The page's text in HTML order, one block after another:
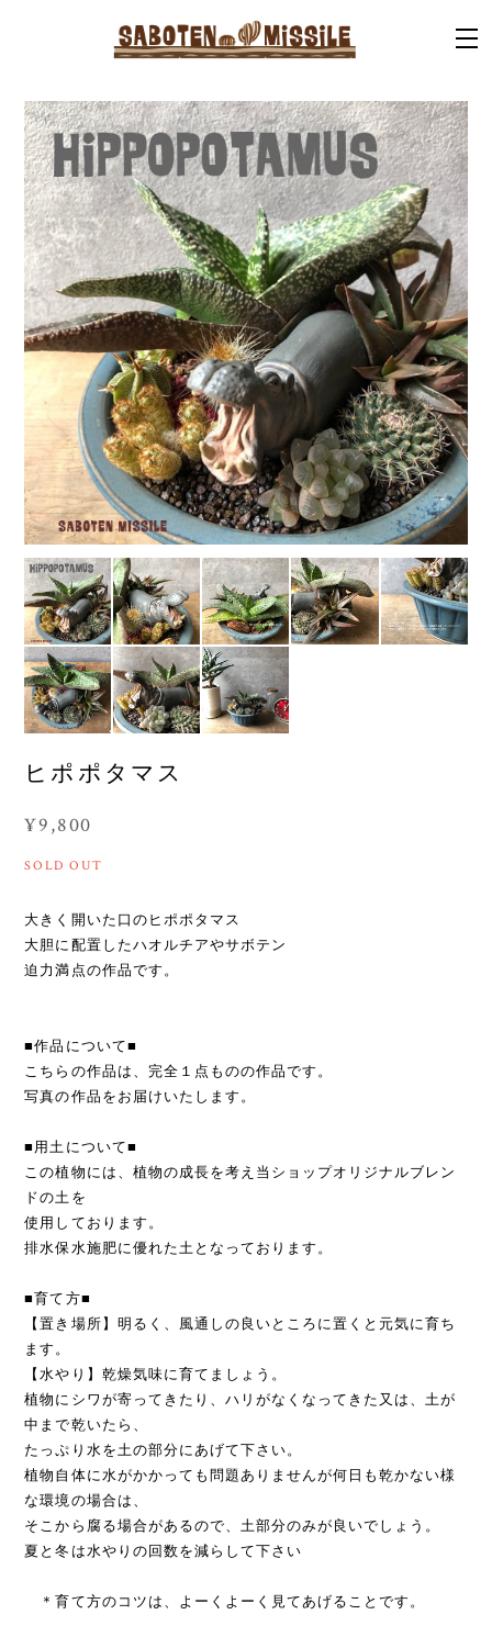
ヒポポタマス
¥9,800
SOLD OUT
大きく開いた口のヒポポタマス
大胆に配置したハオルチアやサボテン
迫力満点の作品です。
■作品について■
こちらの作品は、完全１点ものの作品です。
写真の作品をお届けいたします。
■用土について■
この植物には、植物の成長を考え当ショップオリジナルブレン
ドの土を
使用しております。
排水保水施肥に優れた土となっております。
■育て方■
【置き場所】明るく、風通しの良いところに置くと元気に育ち
ます。
【水やり】乾燥気味に育てましょう。
植物にシワが寄ってきたり、ハリがなくなってきた又は、土が
中まで乾いたら、
たっぷり水を土の部分にあげて下さい。
植物自体に水がかかっても問題ありませんが何日も乾かない様
な環境の場合は、
そこから腐る場合があるので、土部分のみが良いでしょう。
夏と冬は水やりの回数を減らして下さい
＊育て方のコツは、よーくよーく見てあげることです。